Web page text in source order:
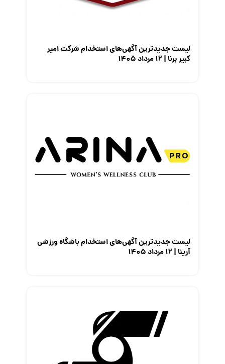
لیست جدیدترین آگهی‌های استخدام شرکت امیر
کبیر برنا | ۱۲ مرداد ۱۴۰۵
لیست جدیدترین آگهی‌های استخدام باشگاه ورزشی
آرینا | ۱۲ مرداد ۱۴۰۵